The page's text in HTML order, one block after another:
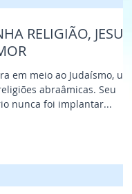
RELIGIÃO, JESUS
em meio ao Judaísmo, uma
abraâmicas. Seu
nunca foi implantar...